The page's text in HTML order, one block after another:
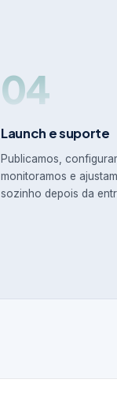
04
Launch e suporte
Publicamos,
monitoramos e
sozinho depois da